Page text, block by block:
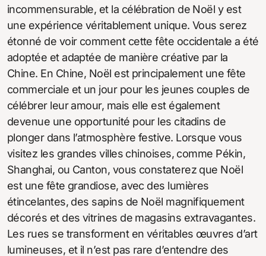
incommensurable, et la célébration de Noël y est
une expérience véritablement unique. Vous serez
étonné de voir comment cette fête occidentale a été
adoptée et adaptée de manière créative par la
Chine. En Chine, Noël est principalement une fête
commerciale et un jour pour les jeunes couples de
célébrer leur amour, mais elle est également
devenue une opportunité pour les citadins de
plonger dans l’atmosphère festive. Lorsque vous
visitez les grandes villes chinoises, comme Pékin,
Shanghai, ou Canton, vous constaterez que Noël
est une fête grandiose, avec des lumières
étincelantes, des sapins de Noël magnifiquement
décorés et des vitrines de magasins extravagantes.
Les rues se transforment en véritables œuvres d’art
lumineuses, et il n’est pas rare d’entendre des